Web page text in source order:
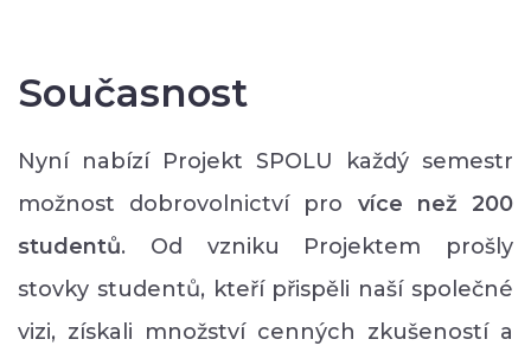
Současnost
Nyní nabízí Projekt SPOLU každý semestr
možnost dobrovolnictví pro více než 200
studentů. Od vzniku Projektem prošly
stovky studentů, kteří přispěli naší společné
vizi, získali množství cenných zkušeností a